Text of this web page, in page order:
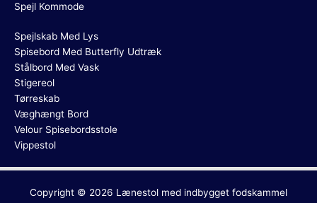
Spejl Kommode
Spejlskab Med Lys
Spisebord Med Butterfly Udtræk
Stålbord Med Vask
Stigereol
Tørreskab
Væghængt Bord
Velour Spisebordsstole
Vippestol
Copyright © 2026 Lænestol med indbygget fodskammel